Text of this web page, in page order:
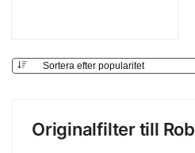
Originalfilter till